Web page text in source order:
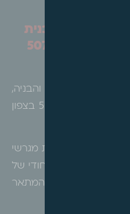
הפקדת תכנית
מתאר עם הוראות מפורטות מס' 507-
הרינו לעדכן, כי בהתאם לסעיף 89 לחוק התכנון והבניה,
הופקדה תכנית מתאר מפורטת מס' 507-1112747 בצפון
הוראות להתחדשות מגרשי
של המרקם הייחודי של
לתכנית המתאר